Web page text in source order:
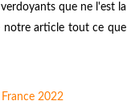
que ne l'est la
notre article tout ce que